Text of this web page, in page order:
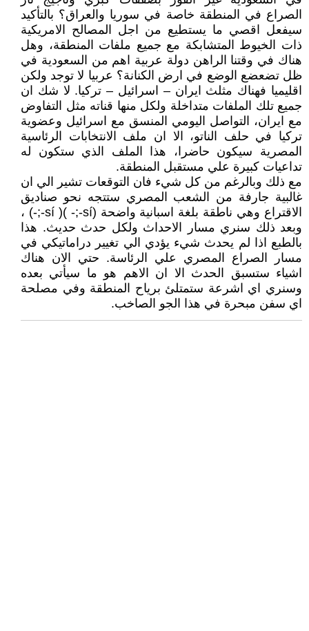
الصراع في المنطقة خاصة في سوريا والعراق؟ بالتأكيد
سيفعل اقصي ما يستطيع من اجل المصالح الامريكية
ذات الخيوط المتشابكة مع جميع ملفات المنطقة، وهل
هناك في وقتنا الراهن دولة عربية اهم من السعودية في
ظل تضعضع الوضع في ارض الكنانة؟ عربيا لا توجد ولكن
اقليميا فهناك مثلث ايران – اسرائيل – تركيا. لا شك ان
جميع تلك الملفات متداخلة ولكل منها قناته مثل التفاوض
مع ايران، التواصل اليومي المنسق مع اسرائيل وعضوية
تركيا في حلف الناتو، الا ان ملف الانتخابات الرئاسية
المصرية سيكون حاضرا، هذا الملف الذي ستكون له
تداعيات كبيرة علي مستقبل المنطقة.
مع ذلك وبالرغم من كل شيء فان التوقعات تشير الي ان
غالبية جارفة من الشعب المصري ستتجه نحو صناديق
الاقتراع وهي ناطقة بلغة اسبانية واضحة (sí-;- )( sí-;-) ،
وبعد ذلك سنري مسار الاحداث ولكل حدث حديث. هذا
بالطبع اذا لم يحدث شيء يؤدي الي تغيير دراماتيكي في
مسار الصراع المصري علي الرئاسة. حتي الان هناك
اشياء ستسبق الحدث الا ان الاهم هو ما سيأتي بعده
وسنري اي اشرعة ستمتلئ برياح المنطقة وفي مصلحة
اي سفن مبحرة في هذا الجو الصاخب.